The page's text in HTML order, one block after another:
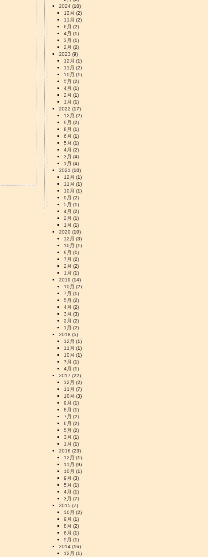
2024 (10)
12月 (2)
11月 (2)
6月 (2)
4月 (1)
3月 (1)
2月 (2)
2023 (9)
12月 (1)
11月 (2)
10月 (1)
5月 (2)
4月 (1)
2月 (1)
1月 (1)
2022 (17)
12月 (2)
9月 (2)
8月 (1)
6月 (1)
5月 (1)
4月 (2)
3月 (4)
1月 (4)
2021 (10)
12月 (1)
11月 (1)
10月 (1)
9月 (2)
5月 (1)
4月 (2)
2月 (1)
1月 (1)
2020 (10)
12月 (3)
10月 (1)
9月 (1)
7月 (2)
2月 (2)
1月 (1)
2019 (14)
10月 (2)
7月 (1)
5月 (2)
4月 (2)
3月 (3)
2月 (2)
1月 (2)
2018 (5)
12月 (1)
11月 (1)
10月 (1)
7月 (1)
4月 (1)
2017 (22)
12月 (2)
11月 (7)
10月 (3)
9月 (1)
8月 (1)
7月 (2)
6月 (2)
5月 (2)
3月 (1)
1月 (1)
2016 (23)
12月 (1)
11月 (9)
10月 (1)
9月 (3)
5月 (1)
4月 (1)
3月 (7)
2015 (7)
10月 (2)
9月 (1)
8月 (2)
6月 (1)
5月 (1)
2014 (16)
12月 (1)